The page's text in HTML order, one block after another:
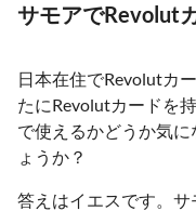
サモアでRevolut
日本在住でRevolutカ
たにRevolutカードを
で使えるかどうか気
ょうか？
答えはイエスです。